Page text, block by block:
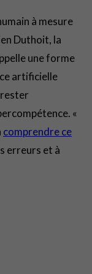
à mesure
Duthoit, la
une forme
artificielle
«
comprendre ce
erreurs et à